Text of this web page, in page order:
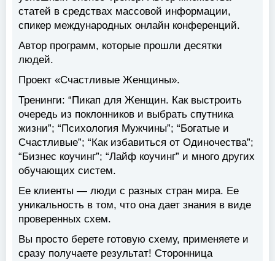
статей в средствах массовой информации,
спикер международных онлайн конференций.
Автор программ, которые прошли десятки
людей.
Проект «Счастливые Женщины».
Тренинги: “Пикап для Женщин. Как выстроить
очередь из поклонников и выбрать спутника
жизни”; “Психология Мужчины”; “Богатые и
Счастливые”; “Как избавиться от Одиночества”;
“Бизнес коучинг”; “Лайф коучинг” и много других
обучающих систем.
Ее клиенты — люди с разных стран мира. Ее
уникальность в том, что она дает знания в виде
проверенных схем.
Вы просто берете готовую схему, применяете и
сразу получаете результат! Сторонница